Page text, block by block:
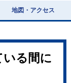
地図・アクセス
いる間に